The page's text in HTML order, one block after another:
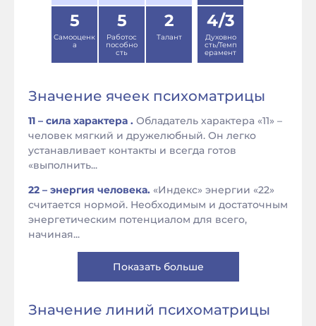
5
Самооценк
а
5
Работос
пособно
сть
2
Талант
4/3
Духовно
сть/Темп
ерамент
Значение ячеек психоматрицы
11 – сила характера . Обладатель характера «11» –
человек мягкий и дружелюбный. Он легко
устанавливает контакты и всегда готов
«выполнить...
22 – энергия человека. «Индекс» энергии «22»
считается нормой. Необходимым и достаточным
энергетическим потенциалом для всего,
начиная...
Показать больше
Значение линий психоматрицы